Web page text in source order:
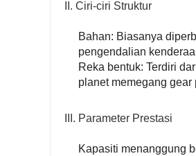
II. Ciri-ciri Struktur
Bahan: Biasanya
pengendalian
Reka bentuk: Terdiri
planet memegang
III. Parameter Prestasi
Kapasiti menanggung